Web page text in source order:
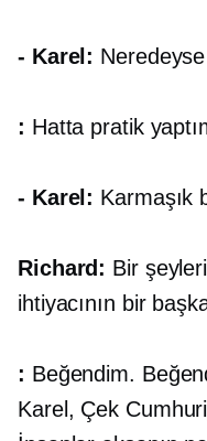
- Karel:
: Hatta pratik
- Karel: Karmaşık
Richard: Bir
ihtiyacının bir
: Beğendim.
Karel, Çek